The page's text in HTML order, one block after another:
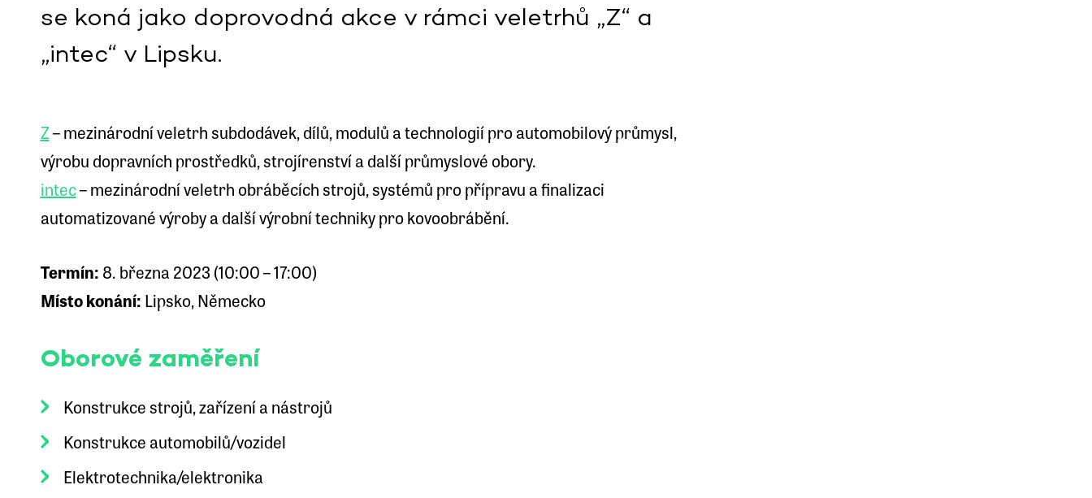
se koná jako doprovodná akce v rámci veletrhů „Z“ a
„intec“ v Lipsku.
Z– mezinárodní veletrh subdodávek, dílů, modulů a technologií pro automobilový průmysl,
výrobu dopravních prostředků, strojírenství a další průmyslové obory.
intec– mezinárodní veletrh obráběcích strojů, systémů pro přípravu a finalizaci
automatizované výroby a další výrobní techniky pro kovoobrábění.
Termín: 8. března 2023 (10:00 – 17:00)
Místo konání: Lipsko, Německo
Oborové zaměření
Konstrukce strojů, zařízení a nástrojů
Konstrukce automobilů/vozidel
Elektrotechnika/elektronika